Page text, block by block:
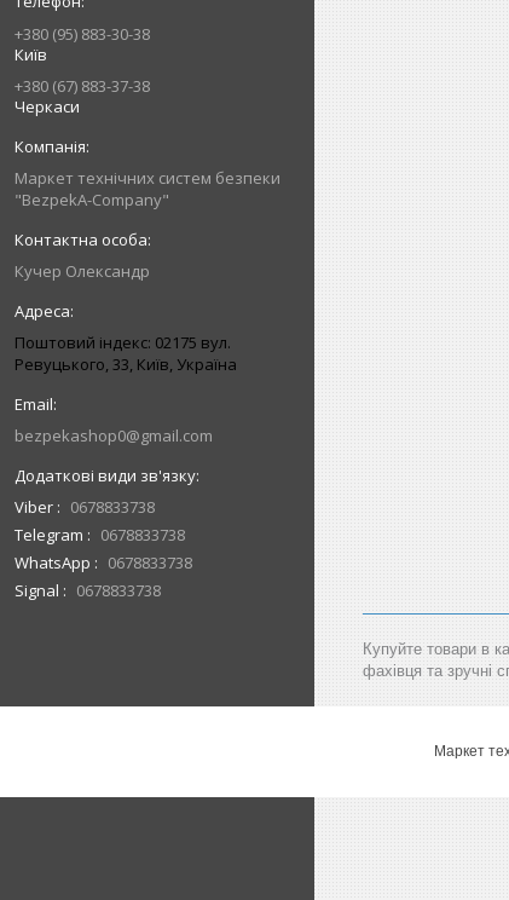
+380 (95) 883-30-38
Київ
+380 (67) 883-37-38
Черкаси
Маркет технічних систем безпеки
"BezpekA-Company"
Кучер Олександр
Поштовий індекс: 02175 вул.
Ревуцького, 33, Київ, Україна
bezpekashop0@gmail.com
Viber
0678833738
Telegram
0678833738
WhatsApp
0678833738
Signal
0678833738
Купуйте товари в
фахівця та зручні